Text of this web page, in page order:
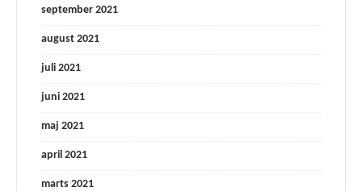
september 2021
august 2021
juli 2021
juni 2021
maj 2021
april 2021
marts 2021